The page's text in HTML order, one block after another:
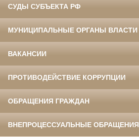
СУДЫ СУБЪЕКТА РФ
МУНИЦИПАЛЬНЫЕ ОРГАНЫ ВЛАСТИ
ВАКАНСИИ
ПРОТИВОДЕЙСТВИЕ КОРРУПЦИИ
ОБРАЩЕНИЯ ГРАЖДАН
ВНЕПРОЦЕССУАЛЬНЫЕ ОБРАЩЕНИЯ